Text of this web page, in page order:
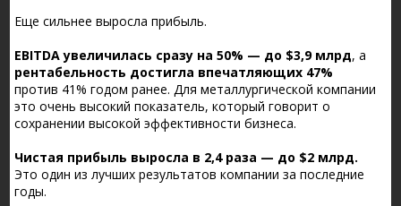
Еще сильнее выросла прибыль.
EBITDA увеличилась сразу на 50% — до $3,9 млрд, а
рентабельность достигла впечатляющих 47%
против 41% годом ранее. Для металлургической компании
это очень высокий показатель, который говорит о
сохранении высокой эффективности бизнеса.
Чистая прибыль выросла в 2,4 раза — до $2 млрд.
Это один из лучших результатов компании за последние
годы.